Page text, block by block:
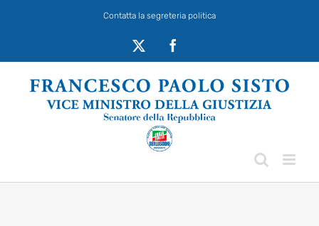
Contatta la segreteria politica